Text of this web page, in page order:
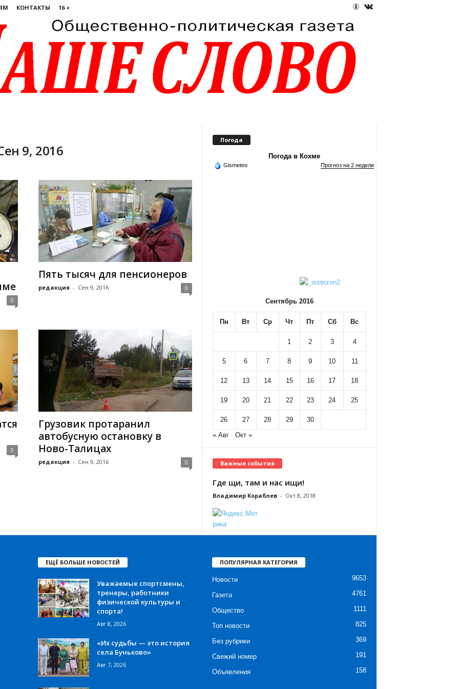
КОНТАКТЫ 16 +
9, 2016
0
Пять тысяч для пенсионеров
редакция - Сен 9, 2016 0
0
Грузовик протаранил
автобусную остановку в
Ново-Талицах
редакция - Сен 9, 2016 0
Погода
Погода в Кохме
Gismeteo Прогноз на 2 недели
Сентябрь 2016
Пн Вт Ср Чт Пт Сб Вс
1 2 3 4
5 6 7 8 9 10 11
12 13 14 15 16 17 18
19 20 21 22 23 24 25
26 27 28 29
30
« Авг
Окт »
Важные события
Где щи, там и нас ищи!
Владимир Кораблев - Окт 8, 2018
ЕЩЁ БОЛЬШЕ НОВОСТЕЙ
Уважаемые спортсмены,
тренеры, работники
физической культуры и
спорта!
Авг 8, 2026
«Их судьбы — это история
села Буньково»
Авг 7, 2026
ПОПУЛЯРНАЯ КАТЕГОРИЯ
Новости 9653
Газета 4761
Общество 1111
Топ новости 825
Без рубрики 369
Свежий номер 191
Объявления 158